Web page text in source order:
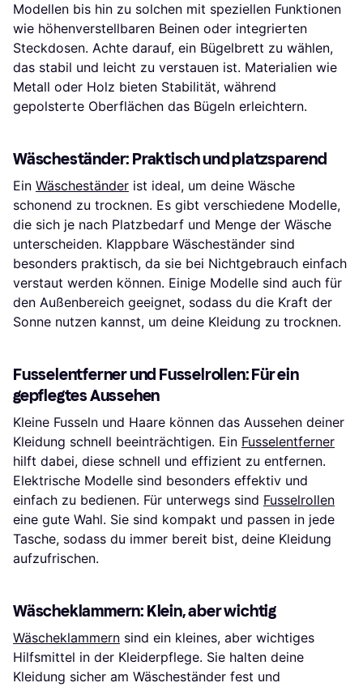
Modellen bis hin zu solchen mit speziellen Funktionen
wie höhenverstellbaren Beinen oder integrierten
Steckdosen. Achte darauf, ein Bügelbrett zu wählen,
das stabil und leicht zu verstauen ist. Materialien wie
Metall oder Holz bieten Stabilität, während
gepolsterte Oberflächen das Bügeln erleichtern.
Wäscheständer: Praktisch und platzsparend
Ein Wäscheständer ist ideal, um deine Wäsche
schonend zu trocknen. Es gibt verschiedene Modelle,
die sich je nach Platzbedarf und Menge der Wäsche
unterscheiden. Klappbare Wäscheständer sind
besonders praktisch, da sie bei Nichtgebrauch einfach
verstaut werden können. Einige Modelle sind auch für
den Außenbereich geeignet, sodass du die Kraft der
Sonne nutzen kannst, um deine Kleidung zu trocknen.
Fusselentferner und Fusselrollen: Für ein
gepflegtes Aussehen
Kleine Fusseln und Haare können das Aussehen deiner
Kleidung schnell beeinträchtigen. Ein Fusselentferner
hilft dabei, diese schnell und effizient zu entfernen.
Elektrische Modelle sind besonders effektiv und
einfach zu bedienen. Für unterwegs sind Fusselrollen
eine gute Wahl. Sie sind kompakt und passen in jede
Tasche, sodass du immer bereit bist, deine Kleidung
aufzufrischen.
Wäscheklammern: Klein, aber wichtig
Wäscheklammern sind ein kleines, aber wichtiges
Hilfsmittel in der Kleiderpflege. Sie halten deine
Kleidung sicher am Wäscheständer fest und